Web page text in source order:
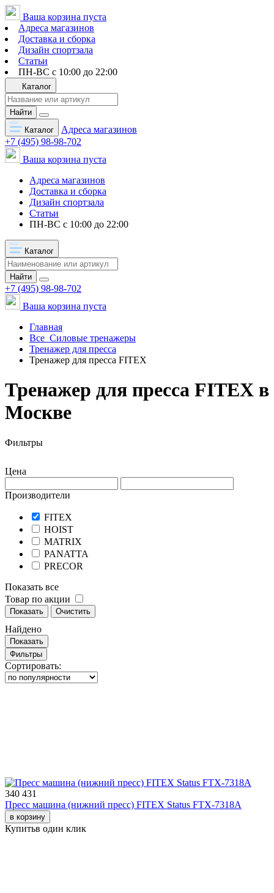
Ваша корзина пуста
Адреса магазинов
Доставка и сборка
Дизайн спортзала
Статьи
ПН-ВС с 10:00 до 22:00
Каталог
Найти
Каталог
Адреса магазинов
+7 (495) 98-98-702
Ваша корзина пуста
Адреса магазинов
Доставка и сборка
Дизайн спортзала
Статьи
ПН-ВС с 10:00 до 22:00
Каталог
Найти
+7 (495) 98-98-702
Ваша корзина пуста
Главная
Все Силовые тренажеры
Тренажер для пресса
Тренажер для пресса FITEX
Тренажер для пресса FITEX в
Москве
Фильтры
Цена
Производители
FITEX
HOIST
MATRIX
PANATTA
PRECOR
Показать все
Товар по акции
Показать Очистить
Найдено
Показать
Фильтры
Сортировать:
340 431
Пресс машина (нижний пресс) FITEX Status FTX-7318A
в корзину
Купитьв один клик